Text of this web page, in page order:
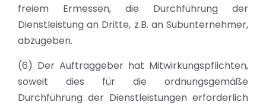
freiem Ermessen, die Durchführung der
Dienstleistung an Dritte, z.B. an Subunternehmer,
abzugeben.
(6) Der Auftraggeber hat Mitwirkungspflichten,
soweit dies für die ordnungsgemäße
Durchführung der Dienstleistungen erforderlich